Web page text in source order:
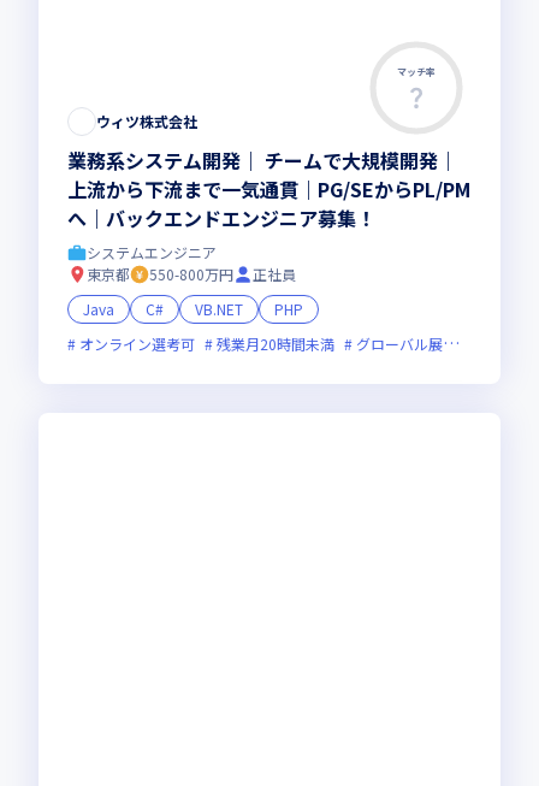
マッチ率
ウィツ株式会社
業務系システム開発｜ チームで大規模開発｜
上流から下流まで一気通貫｜PG/SEからPL/PM
へ｜バックエンドエンジニア募集！
システムエンジニア
東京都
550-800万円
正社員
Java
C# VB.NET
PHP
オンライン選考可
残業月20時間未満 グローバル展開